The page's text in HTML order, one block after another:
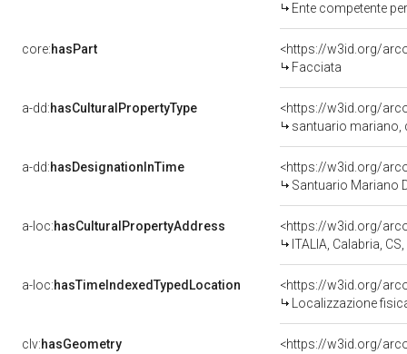
Ente competente per
core:hasPart
<https://w3id.org/
Facciata
a-dd:hasCulturalPropertyType
<https://w3id.org/
santuario mariano,
a-dd:hasDesignationInTime
Santuario Mariano
a-loc:hasCulturalPropertyAddress
<https://w3id.org/
ITALIA, Calabria,
a-loc:hasTimeIndexedTypedLocation
<https://w3id.org/
Localizzazione
clv:hasGeometry
<https://w3id.org/